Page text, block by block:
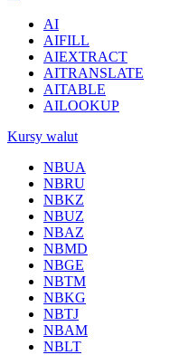
AI
AIFILL
AIEXTRACT
AITRANSLATE
AITABLE
AILOOKUP
Kursy walut
NBUA
NBRU
NBKZ
NBUZ
NBAZ
NBMD
NBGE
NBTM
NBKG
NBTJ
NBAM
NBLT